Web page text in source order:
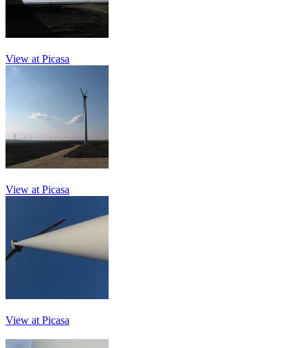
View at Picasa
View at Picasa
View at Picasa